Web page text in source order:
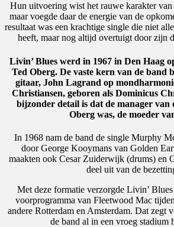
Hun uitvoering wist het rauwe karakter van
maar voegde daar de energie van de
resultaat was een krachtige single die niet
heeft, maar nog altijd overtuigt door zijn
Livin’ Blues werd in 1967 in Den Haag
Ted Oberg. De vaste kern van de band
gitaar, John Lagrand op
Christiansen, geboren als Dominicus
bijzonder detail is dat de manager van
Oberg was, de moeder
In 1968 nam de band de single Murphy
door George Kooymans van Golden
maakten ook Cesar Zuiderwijk (drums) en
deel uit van de
Met deze formatie verzorgde Livin’
voorprogramma van Fleetwood Mac
andere Rotterdam en Amsterdam. Dat zegt
de band al in een vroeg stadium